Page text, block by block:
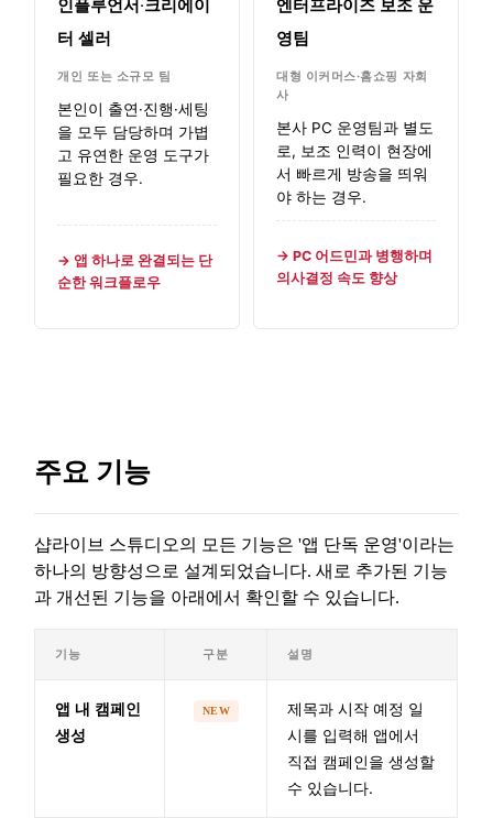
인플루언서·크리에이
터 셀러
개인 또는 소규모 팀
본인이 출연·진행·세팅
을 모두 담당하며 가볍
고 유연한 운영 도구가
필요한 경우.
→ 앱 하나로 완결되는 단
순한 워크플로우
엔터프라이즈 보조 운
영팀
대형 이커머스·홈쇼핑 자회
사
본사 PC 운영팀과 별도
로, 보조 인력이 현장에
서 빠르게 방송을 띄워
야 하는 경우.
→ PC 어드민과 병행하며
의사결정 속도 향상
주요 기능
샵라이브 스튜디오의 모든 기능은 '앱 단독 운영'이라는
하나의 방향성으로 설계되었습니다. 새로 추가된 기능
과 개선된 기능을 아래에서 확인할 수 있습니다.
기능 구분 설명
앱 내 캠페인
생성
NEW
제목과 시작 예정 일
시를 입력해 앱에서
직접 캠페인을 생성할
수 있습니다.